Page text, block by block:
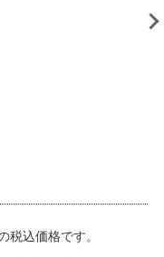
込価格です。